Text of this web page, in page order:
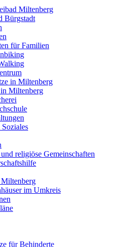
Miltenberg
Bürgstadt
für Familien
in Miltenberg
Miltenberg
religiöse Gemeinschaften
im Umkreis
für Behinderte